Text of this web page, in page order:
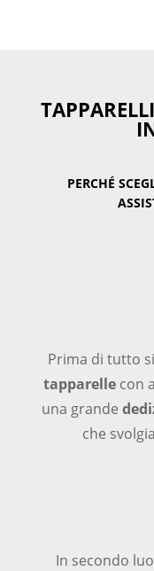
PERCHÉ
Prima di tutto
tapparellecon
una grande
che
In secondo